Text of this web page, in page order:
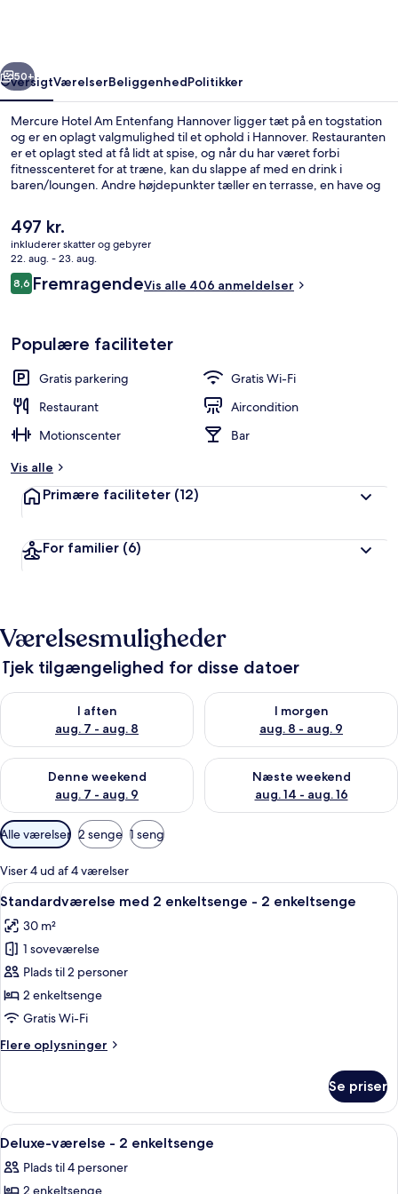
Næste
50+
OversigtVærelserBeliggenhedPolitikker
Mercure Hotel Am Entenfang Hannover ligger tæt på en togstation
og er en oplagt valgmulighed til et ophold i Hannover. Restauranten
er et oplagt sted at få lidt at spise, og når du har været forbi
fitnesscenteret for at træne, kan du slappe af med en drink i
baren/loungen. Andre højdepunkter tæller en terrasse, en have og
Den
nuværende
pris
er
497 kr.
497 kr.
inkluderer skatter og gebyrer
22. aug. - 23. aug.
Anmeldelser
8,68,6 ud af 10.
FremragendeVis alle 406 anmeldelser
Populære faciliteter
Gratis parkering
Gratis Wi-Fi
Restaurant
Aircondition
Motionscenter
Bar
Vis alle
Primære faciliteter (12)
For familier (6)
Værelsesmuligheder
Tjek tilgængelighed for disse datoer
I aften
aug. 7 - aug. 8
Tjek tilgængelighed for i aften aug. 7 - aug. 8
I morgen
aug. 8 - aug. 9
Tjek tilgængelighed for i
Denne weekend
aug. 7 - aug. 9
Tjek tilgængelighed for denne weekend aug. 7 - aug. 9
Næste weekend
aug. 14 - aug. 16
Tjek tilgængelighed for næste
Tilgængelige
filtre
for
værelser
Alle værelser 2 senge 1 seng
Viser 4 ud af 4 værelser
Indlæs
alle
billeder
af
Standardværelse
med
2
-
Et hotelværelse med en stor seng,
4
Standardværelse med 2 enkeltsenge - 2 enkeltsenge
30 m²
1 soveværelse
Plads til 2 personer
2 enkeltsenge
Gratis Wi-Fi
Flere oplysninger
Flere
med
enkeltsenge
2
enkeltsenge
Se priser
Indlæs
alle
billeder
Et hotelværelse med en stor seng,
6
Deluxe-værelse - 2 enkeltsenge
Plads til 4 personer
2 enkeltsenge